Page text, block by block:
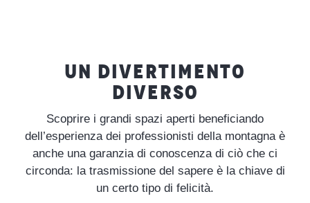
UN DIVERTIMENTO
DIVERSO
Scoprire i grandi spazi aperti beneficiando
dell’esperienza dei professionisti della montagna è
anche una garanzia di conoscenza di ciò che ci
circonda: la trasmissione del sapere è la chiave di
un certo tipo di felicità.